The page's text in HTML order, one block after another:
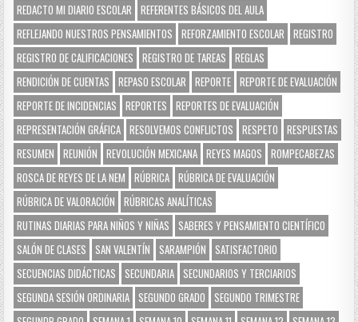
REDACTO MI DIARIO ESCOLAR
REFERENTES BÁSICOS DEL AULA
REFLEJANDO NUESTROS PENSAMIENTOS
REFORZAMIENTO ESCOLAR
REGISTRO
REGISTRO DE CALIFICACIONES
REGISTRO DE TAREAS
REGLAS
RENDICIÓN DE CUENTAS
REPASO ESCOLAR REPORTE REPORTE DE EVALUACIÓN
REPORTE DE INCIDENCIAS
REPORTES
REPORTES DE EVALUACIÓN
REPRESENTACIÓN GRÁFICA RESOLVEMOS CONFLICTOS RESPETO
RESPUESTAS
RESUMEN
REUNIÓN REVOLUCIÓN MEXICANA REYES MAGOS
ROMPECABEZAS
ROSCA DE REYES DE LA NEM
RÚBRICA RÚBRICA DE EVALUACIÓN
RÚBRICA DE VALORACIÓN
RÚBRICAS ANALÍTICAS
RUTINAS DIARIAS PARA NIÑOS Y NIÑAS
SABERES Y PENSAMIENTO CIENTÍFICO
SALÓN DE CLASES
SAN VALENTÍN SARAMPIÓN
SATISFACTORIO
SECUENCIAS DIDÁCTICAS
SECUNDARIA SECUNDARIOS Y TERCIARIOS
SEGUNDA SESIÓN ORDINARIA SEGUNDO GRADO
SEGUNDO TRIMESTRE